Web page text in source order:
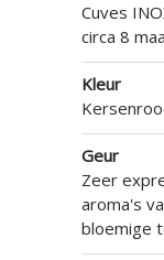
Cuves
circa 8
Kleur
Geur
Zeer
aroma's
bloemige